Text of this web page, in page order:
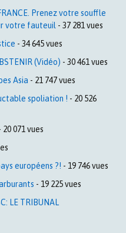
Prenez votre souffle
votre fauteuil - 37 281 vues
- 34 645 vues
(Vidéo) - 30 461 vues
Asia - 21 747 vues
spoliation ! - 20 526
20 071 vues
européens ?! - 19 746 vues
- 19 225 vues
LE TRIBUNAL